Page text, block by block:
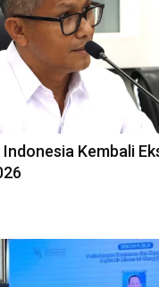
Kembali